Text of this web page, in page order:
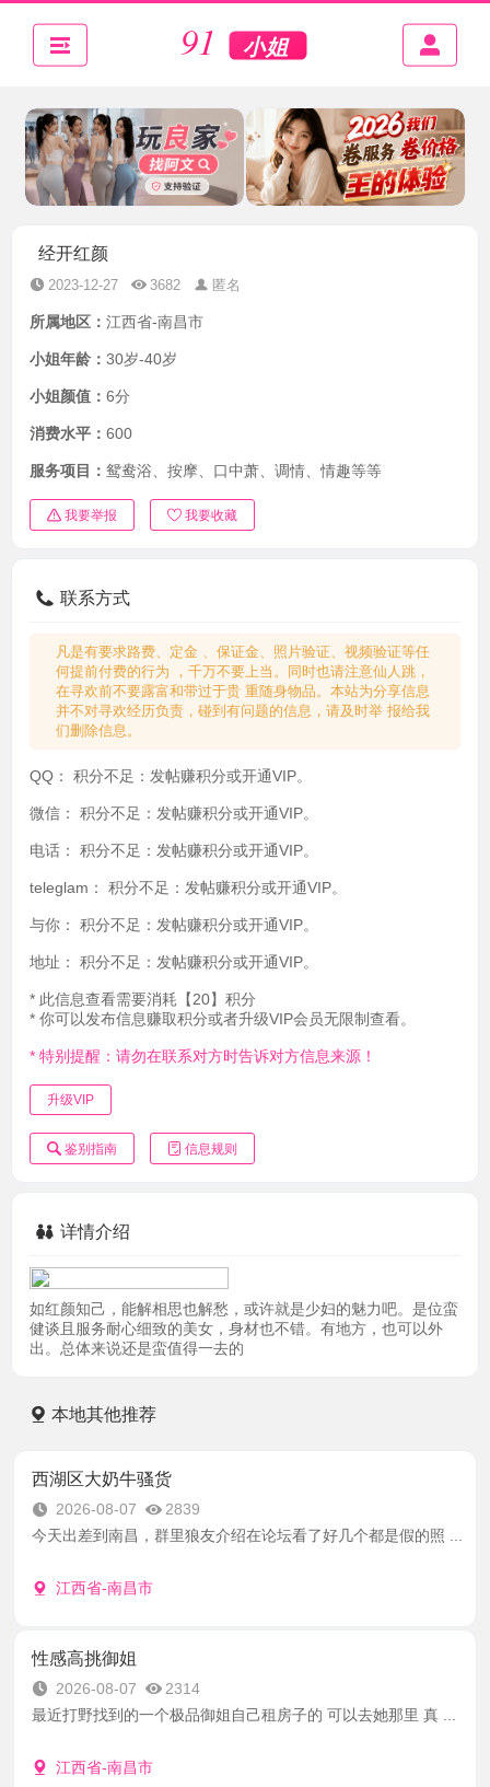
经开红颜
2023-12-27 3682 匿名
所属地区： 江西省-南昌市
小姐年龄： 30岁-40岁
小姐颜值： 6分
消费水平： 600
服务项目： 鸳鸯浴、按摩、口中萧、调情、情趣等等
我要举报 我要收藏
联系方式
凡是有要求路费、定金 、保证金、照片验证、视频验证等任
何提前付费的行为 ，千万不要上当。同时也请注意仙人跳，
在寻欢前不要露富和带过于贵 重随身物品。本站为分享信息
并不对寻欢经历负责，碰到有问题的信息，请及时举 报给我
们删除信息。
QQ： 积分不足：发帖赚积分或开通VIP。
微信： 积分不足：发帖赚积分或开通VIP。
电话： 积分不足：发帖赚积分或开通VIP。
teleglam： 积分不足：发帖赚积分或开通VIP。
与你： 积分不足：发帖赚积分或开通VIP。
地址： 积分不足：发帖赚积分或开通VIP。
* 此信息查看需要消耗【20】积分
* 你可以发布信息赚取积分或者升级VIP会员无限制查看。
* 特别提醒：请勿在联系对方时告诉对方信息来源！
升级VIP
鉴别指南 信息规则
详情介绍
如红颜知己，能解相思也解愁，或许就是少妇的魅力吧。是位蛮
健谈且服务耐心细致的美女，身材也不错。有地方，也可以外
出。总体来说还是蛮值得一去的
本地其他推荐
西湖区大奶牛骚货
2026-08-07
2839
今天出差到南昌，群里狼友介绍在论坛看了好几个都是假的照 ...
江西省-南昌市
性感高挑御姐
2026-08-07
2314
最近打野找到的一个极品御姐自己租房子的 可以去她那里 真 ...
江西省-南昌市